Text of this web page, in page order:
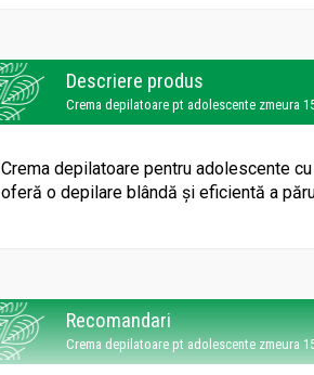
Descriere produs
Crema depilatoare pt adolescente zmeura
Crema depilatoare pentru adolescente
oferă o depilare blândă și eficientă a
Recomandari
Crema depilatoare pt adolescente zmeura